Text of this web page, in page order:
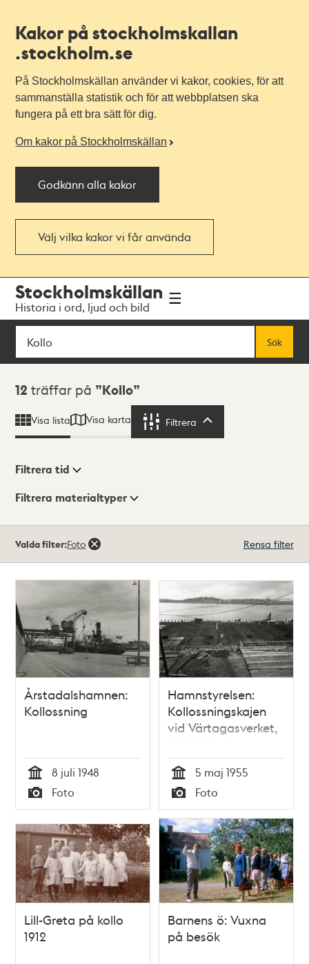
Kakor på stockholmskallan
.stockholm.se
På Stockholmskällan använder vi kakor, cookies, för att
sammanställa statistik och för att webbplatsen ska
fungera på ett bra sätt för dig.
Om kakor på Stockholmskällan
Godkänn alla kakor
Välj vilka kakor vi får använda
navigationen
huvudinnehållet
Stockholmskällan
Historia i ord, ljud och bild
Sök
Sök
Sökresultat
12 träffar på Kollo
Visa lista Visa karta Filtrera
Visningsläge
Filtrera tid
Filtrera materialtyper
träffar
Valda filter:Foto Rensa filter
Årstadalshamnen:
Kollossning
Tid
8 juli 1948
Typ
Foto
Hamnstyrelsen:
Kollossningskajen
vid Värtagasverket,
armering av
däcksplattan
Tid
5 maj 1955
Typ
Foto
Lill-Greta på kollo
1912
Barnens ö: Vuxna
på besök